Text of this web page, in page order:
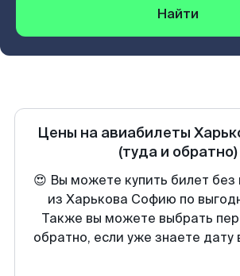
Найти
Цены на авиабилеты
(туда и обратно)
😍 Вы можете купить билет без
из Харькова Софию по
Также вы можете выбрать
обратно, если уже знаете